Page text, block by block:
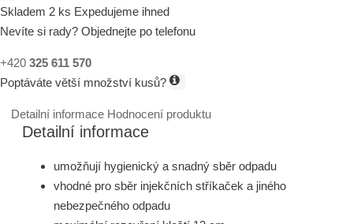
Skladem 2 ks Expedujeme ihned
Nevíte si rady? Objednejte po telefonu
+420 325 611 570
Poptáváte větší množství kusů?
Detailní informace Hodnocení produktu
Detailní informace
umožňují hygienický a snadný sběr odpadu
vhodné pro sběr injekčních stříkaček a jiného
nebezpečného odpadu